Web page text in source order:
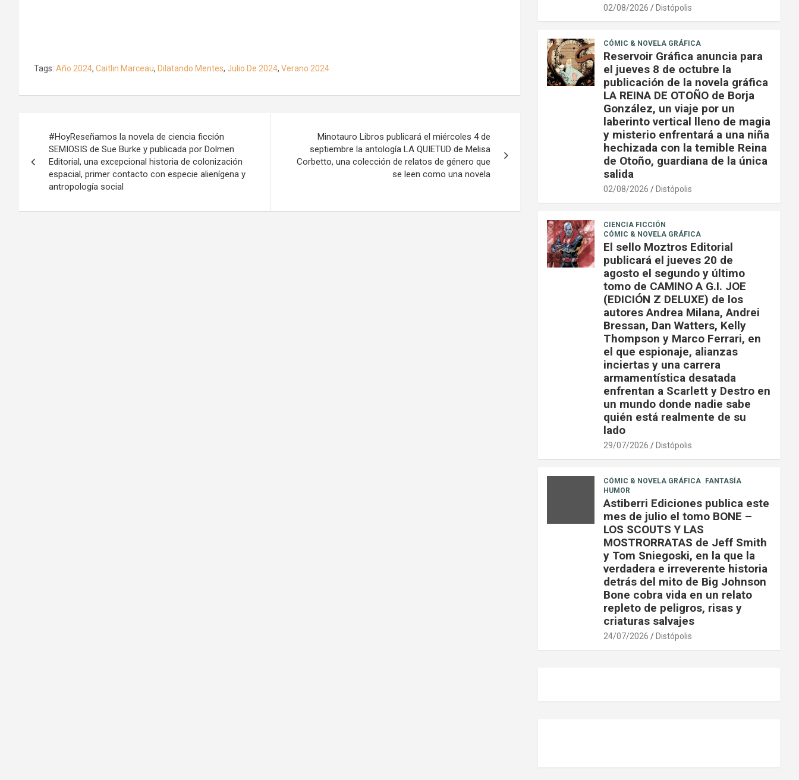
Tags: Año 2024, Caitlin Marceau, Dilatando Mentes, Julio De 2024, Verano 2024
entradas
#HoyReseñamos la novela de ciencia ficción
SEMIOSIS de Sue Burke y publicada por Dolmen
Editorial, una excepcional historia de colonización
espacial, primer contacto con especie alienígena y
antropología social
Minotauro Libros publicará el miércoles 4 de
septiembre la antología LA QUIETUD de Melisa
Corbetto, una colección de relatos de género que
se leen como una novela
02/08/2026 Distópolis
CÓMIC & NOVELA GRÁFICA
Reservoir Gráfica anuncia para
el jueves 8 de octubre la
publicación de la novela gráfica
LA REINA DE OTOÑO de Borja
González, un viaje por un
laberinto vertical lleno de magia
y misterio enfrentará a una niña
hechizada con la temible Reina
de Otoño, guardiana de la única
salida
02/08/2026 Distópolis
CIENCIA FICCIÓN
CÓMIC & NOVELA GRÁFICA
El sello Moztros Editorial
publicará el jueves 20 de
agosto el segundo y último
tomo de CAMINO A G.I. JOE
(EDICIÓN Z DELUXE) de los
autores Andrea Milana, Andrei
Bressan, Dan Watters, Kelly
Thompson y Marco Ferrari, en
el que espionaje, alianzas
inciertas y una carrera
armamentística desatada
enfrentan a Scarlett y Destro en
un mundo donde nadie sabe
quién está realmente de su
lado
29/07/2026 Distópolis
CÓMIC & NOVELA GRÁFICA
FANTASÍA
HUMOR
Astiberri Ediciones publica este
mes de julio el tomo BONE –
LOS SCOUTS Y LAS
MOSTRORRATAS de Jeff Smith
y Tom Sniegoski, en la que la
verdadera e irreverente historia
detrás del mito de Big Johnson
Bone cobra vida en un relato
repleto de peligros, risas y
criaturas salvajes
24/07/2026 Distópolis